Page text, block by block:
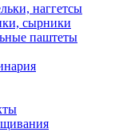
наггетсы
сырники
паштеты